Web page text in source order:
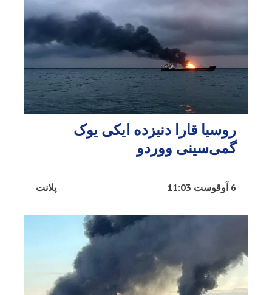
روسیا قارا دنیزده ایکی یوک
گمی‌سینی ووردو
پلانت 6 آوقوست 11:03